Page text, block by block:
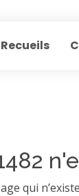
Recueils
qui